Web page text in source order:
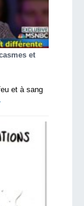
et
et à sang